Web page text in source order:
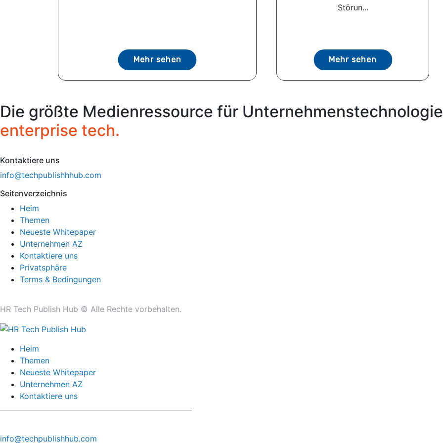
Mehr sehen
Störun...
Mehr sehen
Die größte Medienressource für
enterprise tech.
Kontaktiere uns
info@techpublishhhub.com
Seitenverzeichnis
Heim
Themen
Neueste Whitepaper
Unternehmen AZ
Kontaktiere uns
Privatsphäre
Terms & Bedingungen
HR Tech Publish Hub © Alle Rechte vorbehalten.
Heim
Themen
Neueste Whitepaper
Unternehmen AZ
Kontaktiere uns
info@techpublishhub.com